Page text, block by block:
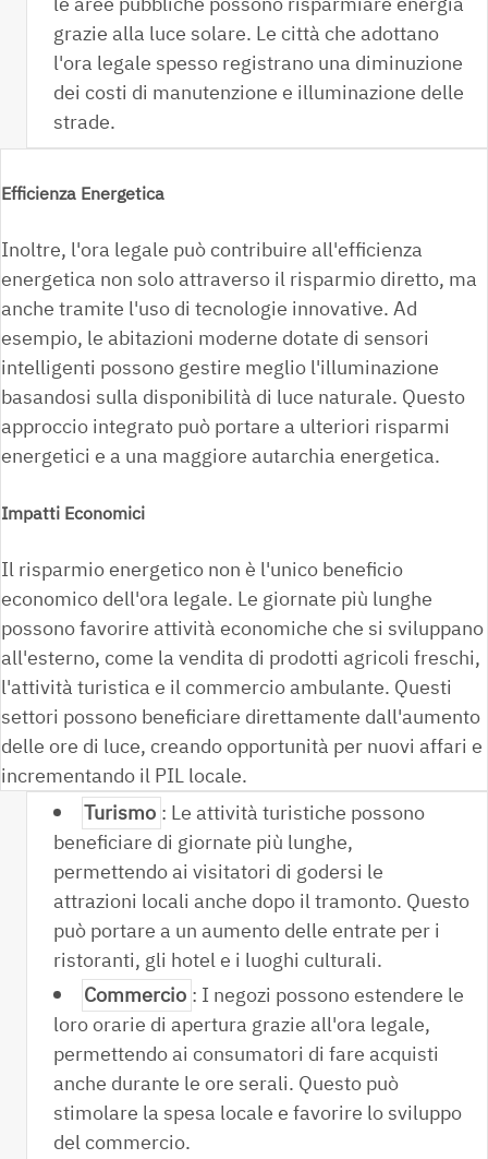
grazie alla luce solare. Le città che adottano
l'ora legale spesso registrano una diminuzione
dei costi di manutenzione e illuminazione delle
strade.
Efficienza Energetica
Inoltre, l'ora legale può contribuire all'efficienza
energetica non solo attraverso il risparmio diretto, ma
anche tramite l'uso di tecnologie innovative. Ad
esempio, le abitazioni moderne dotate di sensori
intelligenti possono gestire meglio l'illuminazione
basandosi sulla disponibilità di luce naturale. Questo
approccio integrato può portare a ulteriori risparmi
energetici e a una maggiore autarchia energetica.
Impatti Economici
Il risparmio energetico non è l'unico beneficio
economico dell'ora legale. Le giornate più lunghe
possono favorire attività economiche che si sviluppano
all'esterno, come la vendita di prodotti agricoli freschi,
l'attività turistica e il commercio ambulante. Questi
settori possono beneficiare direttamente dall'aumento
delle ore di luce, creando opportunità per nuovi affari e
incrementando il PIL locale.
Turismo : Le attività turistiche possono
beneficiare di giornate più lunghe,
permettendo ai visitatori di godersi le
attrazioni locali anche dopo il tramonto. Questo
può portare a un aumento delle entrate per i
ristoranti, gli hotel e i luoghi culturali.
Commercio : I negozi possono estendere le
loro orarie di apertura grazie all'ora legale,
permettendo ai consumatori di fare acquisti
anche durante le ore serali. Questo può
stimolare la spesa locale e favorire lo sviluppo
del commercio.